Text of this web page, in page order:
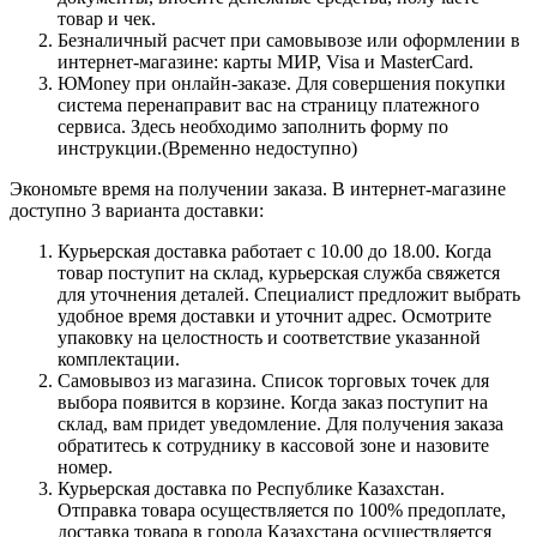
товар и чек.
Безналичный расчет при самовывозе или оформлении в
интернет-магазине: карты МИР, Visa и MasterCard.
ЮMoney при онлайн-заказе. Для совершения покупки
система перенаправит вас на страницу платежного
сервиса. Здесь необходимо заполнить форму по
инструкции.(Временно недоступно)
Экономьте время на получении заказа. В интернет-магазине
доступно 3 варианта доставки:
Курьерская доставка работает с 10.00 до 18.00. Когда
товар поступит на склад, курьерская служба свяжется
для уточнения деталей. Специалист предложит выбрать
удобное время доставки и уточнит адрес. Осмотрите
упаковку на целостность и соответствие указанной
комплектации.
Самовывоз из магазина. Список торговых точек для
выбора появится в корзине. Когда заказ поступит на
склад, вам придет уведомление. Для получения заказа
обратитесь к сотруднику в кассовой зоне и назовите
номер.
Курьерская доставка по Республике Казахстан.
Отправка товара осуществляется по 100% предоплате,
доставка товара в города Казахстана осуществляется